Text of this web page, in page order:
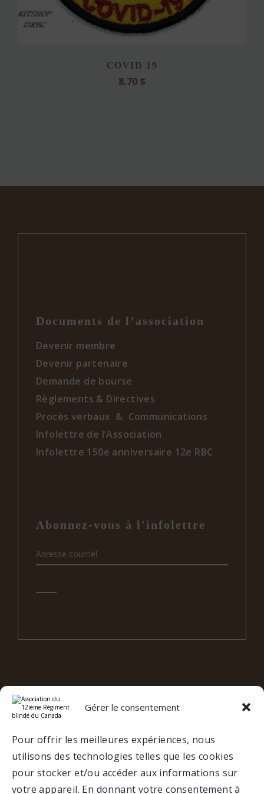
Gérer le consentement
Pour offrir les meilleures expériences, nous
utilisons des technologies telles que les cookies
pour stocker et/ou accéder aux informations sur
votre appareil. En donnant votre consentement à
du
produit
COVID 19
8.70 $
Documents de l’association
Devenir membre
Devenir partenaire
Demande de bourse
Règlements & Directives
Procès verbaux & Communications
Infolettre de l’Association
Infolettre 150e anniversaire 12e RBC
Abonnez-vous à l'infolettre
12eRBC SUR LES RÉSEAUX
VALCARTIER